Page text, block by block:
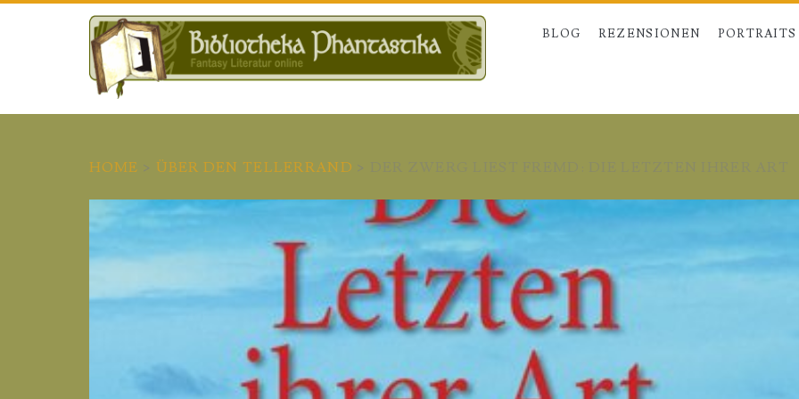
BLOG REZENSIONEN PORTRAITS
HOME > ÜBER DEN TELLERRAND >